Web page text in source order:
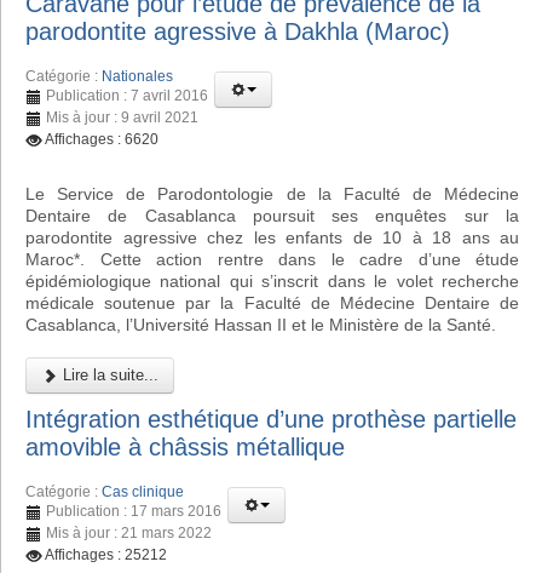
parodontite agressive à Dakhla (Maroc)
Catégorie : Nationales
Publication : 7 avril 2016
Mis à jour : 9 avril 2021
Affichages : 6620
Le Service de Parodontologie de la Faculté de Médecine
Dentaire de Casablanca poursuit ses enquêtes sur la
parodontite agressive chez les enfants de 10 à 18 ans au
Maroc*. Cette action rentre dans le cadre d’une étude
épidémiologique national qui s’inscrit dans le volet recherche
médicale soutenue par la Faculté de Médecine Dentaire de
Casablanca, l’Université Hassan II et le Ministère de la Santé.
Lire la suite...
Intégration esthétique d’une prothèse partielle
amovible à châssis métallique
Catégorie : Cas clinique
Publication : 17 mars 2016
Mis à jour : 21 mars 2022
Affichages : 25212